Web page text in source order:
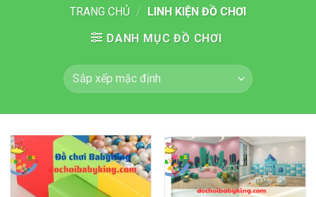
TRANG CHỦ / LINH KIỆN ĐỒ CHƠI
DANH MỤC ĐỒ CHƠI